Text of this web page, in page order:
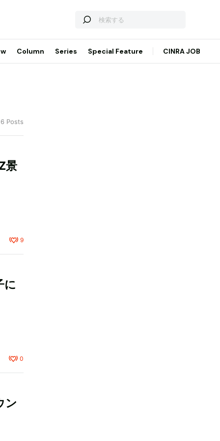
Column Series Special Feature CINRA JOB
Posts
景
9
に
0
ン